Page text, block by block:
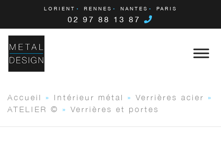
LORIENT RENNES NANTES PARIS
02 97 88 13 87
Accueil » Intérieur métal » Verrières acier »
ATELIER © » Verrières et portes